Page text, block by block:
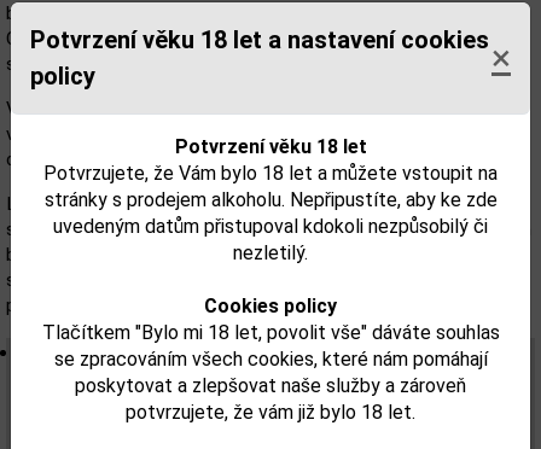
Potvrzení věku 18 let a nastavení cookies
policy
×
Potvrzení věku 18 let
Potvrzujete, že Vám bylo 18 let a můžete vstoupit na
stránky s prodejem alkoholu. Nepřipustíte, aby ke zde
uvedeným datům přistupoval kdokoli nezpůsobilý či
nezletilý.
Cookies policy
Tlačítkem "Bylo mi 18 let, povolit vše" dáváte souhlas
se zpracováním všech cookies, které nám pomáhají
poskytovat a zlepšovat naše služby a zároveň
potvrzujete, že vám již bylo 18 let.
botrytických hroznů Sauternes, které pocházejí z prestižního
Chateau Clos Haut - Peraguey - Grand Cru Classé 1855 ležícím v
srdci tohoto regionu.
Výsledný rum je krásné zlaté barvy, lahodně komplexní, hedvábně
vláčný s aromatickým a chuťovým spektrem reflektujícím
charakter zmíněného vyzrálého a delikátně sladkého vína.
Limitovaná edici 5.000 číslovaných láhví, který poslední měsíce
svého zrání trávil v prestižních a vzácných sudech po specifickém
botrytickém víně Sauternes. To je proslulé svou hedvábně jemnou
sladkostí, která zanechává nezaměnitelnou stopu i na výsledné
podobě této delikátní rumové novinky.
Aroma: plné tónů čerstvých, právě rozkvetlých květin,
které před prvními pomalými doušky velmi pozvolna
směřuje k překvapivě hlubokým stopám čerstvého